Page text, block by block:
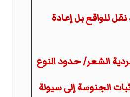
للواقع بل إعادة
الشعر/ حدود النوع
الجنوسة إلى سيولة